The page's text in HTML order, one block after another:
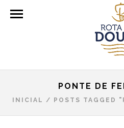
PONTE DE
INICIAL / POSTS TAGGED